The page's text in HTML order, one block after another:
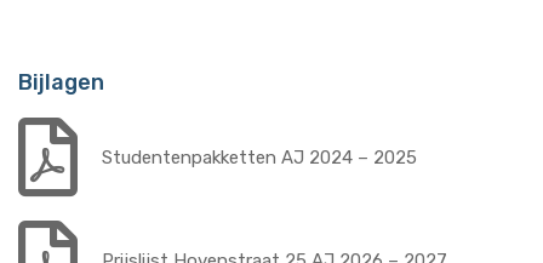
Bijlagen
Studentenpakketten AJ 2024 – 2025